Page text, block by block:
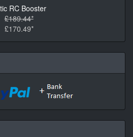
RC Booster
£189.44*
£170.49*